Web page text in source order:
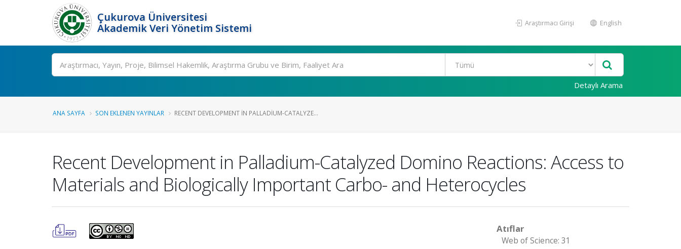
Çukurova Üniversitesi
Akademik Veri Yönetim Sistemi
Araştırmacı Girişi English
Ara
Detaylı Arama
ANA SAYFA SON EKLENEN YAYINLAR RECENT DEVELOPMENT IN PALLADIUM-CATALYZE...
Recent Development in Palladium-Catalyzed Domino Reactions: Access to
Materials and Biologically Important Carbo- and Heterocycles
Atıflar
Web of Science: 31